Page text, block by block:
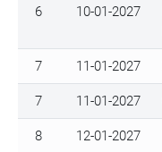
6 10-01-2027
7 11-01-2027
7 11-01-2027
8 12-01-2027